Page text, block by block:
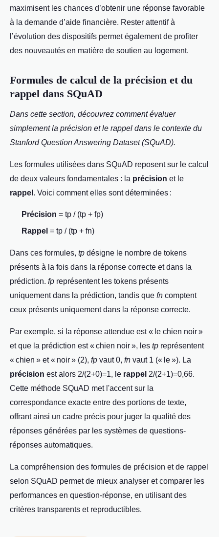
maximisent les chances d’obtenir une réponse favorable
à la demande d’aide financière. Rester attentif à
l’évolution des dispositifs permet également de profiter
des nouveautés en matière de soutien au logement.
Formules de calcul de la précision et du
rappel dans SQuAD
Dans cette section, découvrez comment évaluer
simplement la précision et le rappel dans le contexte du
Stanford Question Answering Dataset (SQuAD).
Les formules utilisées dans SQuAD reposent sur le calcul
de deux valeurs fondamentales : la précision et le
rappel. Voici comment elles sont déterminées :
Précision = tp / (tp + fp)
Rappel = tp / (tp + fn)
Dans ces formules, tp désigne le nombre de tokens
présents à la fois dans la réponse correcte et dans la
prédiction. fp représentent les tokens présents
uniquement dans la prédiction, tandis que fn comptent
ceux présents uniquement dans la réponse correcte.
Par exemple, si la réponse attendue est « le chien noir »
et que la prédiction est « chien noir », les tp représentent
« chien » et « noir » (2), fp vaut 0, fn vaut 1 (« le »). La
précision est alors 2/(2+0)=1, le rappel 2/(2+1)=0,66.
Cette méthode SQuAD met l'accent sur la
correspondance exacte entre des portions de texte,
offrant ainsi un cadre précis pour juger la qualité des
réponses générées par les systèmes de questions-
réponses automatiques.
La compréhension des formules de précision et de rappel
selon SQuAD permet de mieux analyser et comparer les
performances en question-réponse, en utilisant des
critères transparents et reproductibles.